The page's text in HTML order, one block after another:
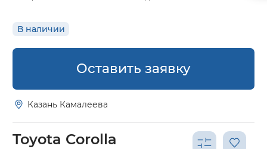
В наличии
Оставить заявку
Казань Камалеева
Toyota Corolla